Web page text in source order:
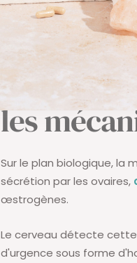
cardiovasculaires,
attention particulière.
Ce qui se
les
Sur le plan biologique, la
sécrétion par les ovaires,
œstrogènes.
Le cerveau détecte
d'urgence sous forme